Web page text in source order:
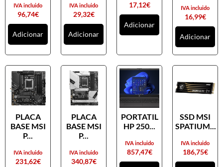
96,74€
IVA incluido
Adicionar
29,32€
IVA incluido
Adicionar
17,12€
Adicionar
16,99€
IVA incluido
Adicionar
PLACA
BASE MSI
P...
231,62€
IVA incluido
PLACA
BASE MSI
P...
340,87€
IVA incluido
PORTATIL
HP 250...
857,47€
IVA incluido
SSD MSI
SPATIUM...
186,75€
IVA incluido